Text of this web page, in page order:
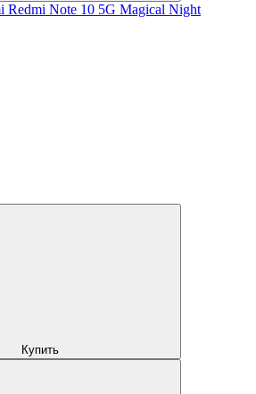
Redmi Note 10 5G Magical Night
Купить